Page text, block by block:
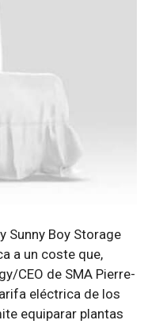
Sunny Boy Storage
a un coste que,
CEO de SMA Pierre-
eléctrica de los
equiparar plantas